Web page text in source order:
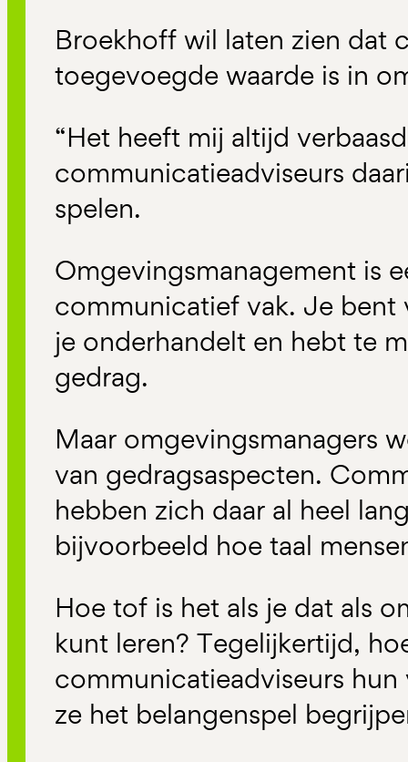
Broekhoff wil laten zien dat
toegevoegde waarde is in
“Het heeft mij altijd
communicatieadviseurs
spelen.
Omgevingsmanagement is
communicatief vak. Je
je onderhandelt en hebt te
gedrag.
Maar omgevingsmanagers
van gedragsaspecten.
hebben zich daar al heel
bijvoorbeeld hoe taal
Hoe tof is het als je dat als
kunt leren? Tegelijkertijd,
communicatieadviseurs
ze het belangenspel